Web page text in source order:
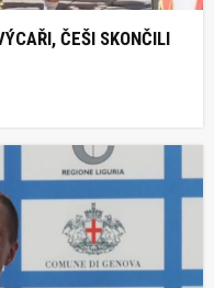
ČEŠI SKONČILI